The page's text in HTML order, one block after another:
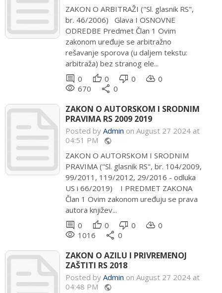
ZAKON O ARBITRAŽI ("Sl. glasnik RS",
br. 46/2006) Glava I OSNOVNE
ODREDBE Predmet Član 1 Ovim
zakonom uređuje se arbitražno
rešavanje sporova (u daljem tekstu:
arbitraža) bez stranog ele...
comment 0 thumb_up 0 thumb_down 0 cloud_download 0
remove_red_eye 670 share 0
ZAKON O AUTORSKOM I SRODNIM
PRAVIMA RS 2009 2019
Posted by Admin on August 27 2024 at
04:51 PM public
ZAKON O AUTORSKOM I SRODNIM
PRAVIMA ("Sl. glasnik RS", br. 104/2009,
99/2011, 119/2012, 29/2016 - odluka
US i 66/2019) I PREDMET ZAKONA
Član 1 Ovim zakonom uređuju se prava
autora književ...
comment 0 thumb_up 0 thumb_down 0 cloud_download 0
remove_red_eye 1016 share 0
ZAKON O AZILU I PRIVREMENOJ
ZAŠTITI RS 2018
Posted by Admin on August 27 2024 at
04:48 PM public